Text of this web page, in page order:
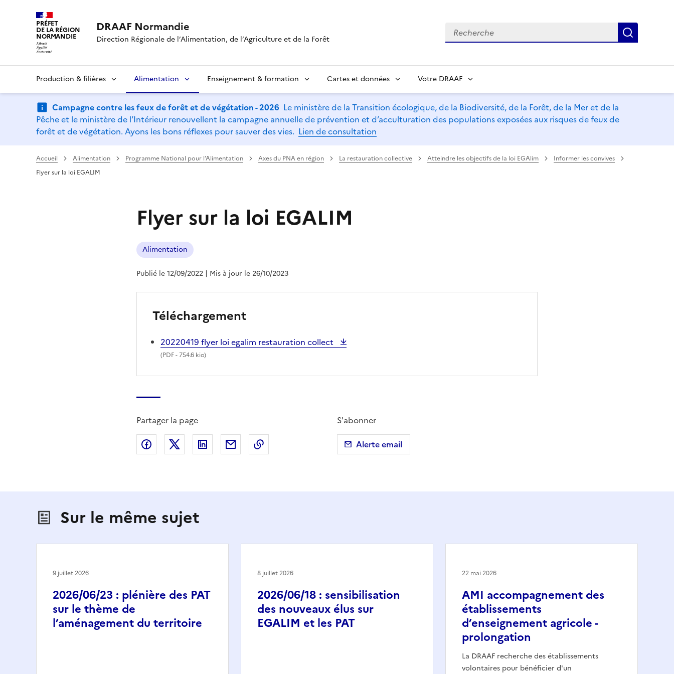
PRÉFET
DE LA RÉGION
NORMANDIE
DRAAF Normandie
Direction Régionale de l’Alimentation, de l’Agriculture et de la Forêt
Recherche
Production & filières Alimentation Enseignement & formation Cartes et données Votre DRAAF
Campagne contre les feux de forêt et de végétation - 2026 Le ministère de la Transition écologique, de la Biodiversité, de la Forêt, de la Mer et de la
Pêche et le ministère de l’Intérieur renouvellent la campagne annuelle de prévention et d’acculturation des populations exposées aux risques de feux de
forêt et de végétation. Ayons les bons réflexes pour sauver des vies. Lien de consultation
Accueil Alimentation Programme National pour l’Alimentation Axes du PNA en région La restauration collective Atteindre les objectifs de la loi EGAlim
Informer les convives
Flyer sur la loi EGALIM
Flyer sur la loi EGALIM
Alimentation
Publié le 12/09/2022 | Mis à jour le 26/10/2023
Téléchargement
20220419 flyer loi egalim restauration collect
(PDF- 754.6 kio)
Partager la page
Partager sur Facebook
Partager sur X (anciennement Twitter)
Partager sur LinkedIn
Partager par emailCopier dans le presse-papier
S'abonner
Alerte email
Sur le même sujet
2026/06/23 : plénière des PAT
sur le thème de
l’aménagement du territoire
9 juillet 2026
2026/06/18 : sensibilisation
des nouveaux élus sur
EGALIM et les PAT
8 juillet 2026
AMI accompagnement des
établissements
d’enseignement agricole -
prolongation
La DRAAF recherche des établissements
volontaires pour bénéficier d'un
22 mai 2026